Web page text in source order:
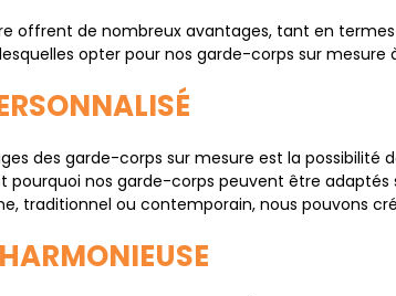
offrent de nombreux avantages, tant en
opter pour nos garde-corps sur mesure
des garde-corps sur mesure est la
pourquoi nos garde-corps peuvent être
traditionnel ou contemporain, nous pouvons